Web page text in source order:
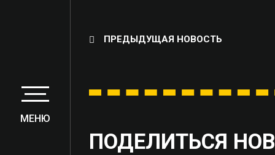
МЕНЮ
ПРЕДЫДУЩАЯ НОВОСТЬ
ПОДЕЛИТЬСЯ